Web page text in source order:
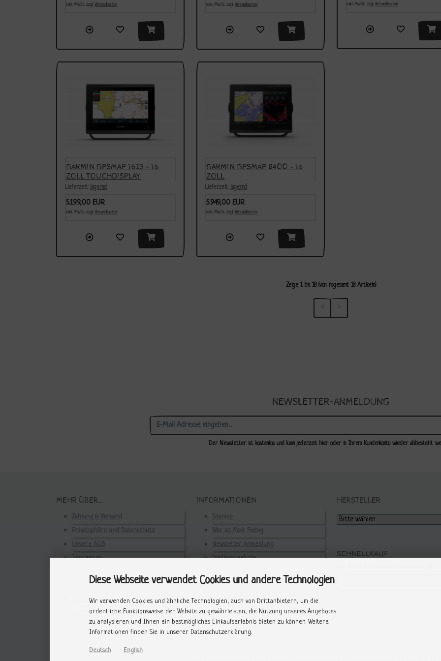
exkl. MwSt. zzgl. Versandkosten exkl. MwSt. zzgl. Versandkosten exkl. MwSt. zzgl. Versandkosten
GARMIN GPSMAP 1623 - 16
ZOLL TOUCHDISPLAY
Lieferzeit: lagernd
5.199,00 EUR
exkl. MwSt. zzgl. Versandkosten
GARMIN GPSMAP 8400 - 16
ZOLL
Lieferzeit: lagernd
5.949,00 EUR
exkl. MwSt. zzgl. Versandkosten
Zeige 1bis 18(von insgesamt 18Artikeln)
NEWSLETTER-ANMELDUNG
Der Newsletter ist kostenlos und kann jederzeit hier oder in Ihrem Kundenkonto wieder abbestellt
MEHR ÜBER...
Zahlung & Versand
Privatsphäre und Datenschutz
Unsere AGB
Impressum
Widerrufsrecht & Widerrufsformular
Versandkosten
Cookie Einstellungen
INFORMATIONEN
Sitemap
Wer ist Maik Fiebig
Newsletter Anmeldung
Stellenangebote
HERSTELLER
SCHNELLKAUF
Diese Webseite verwendet Cookies und andere Technologien
Wir verwenden Cookies und ähnliche Technologien, auch von Drittanbietern, um die
ordentliche Funktionsweise der Website zu gewährleisten, die Nutzung unseres Angebotes
zu analysieren und Ihnen ein bestmögliches Einkaufserlebnis bieten zu können. Weitere
Informationen finden Sie in unserer Datenschutzerklärung.
Deutsch English